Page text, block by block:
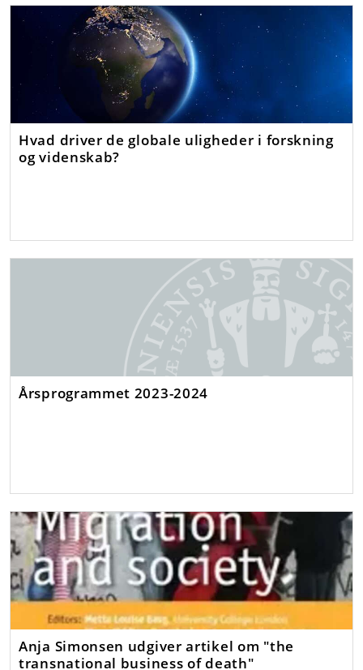
Hvad driver de globale uligheder i forskning
og videnskab?
Årsprogrammet 2023-2024
Anja Simonsen udgiver artikel om "the
transnational business of death"